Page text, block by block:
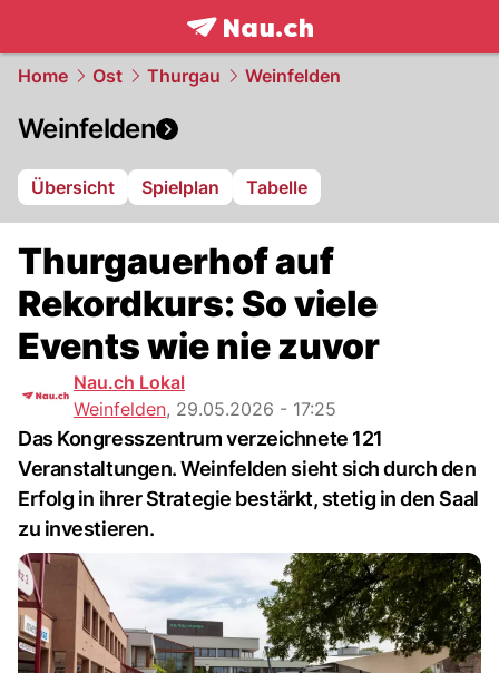
frontpage.NAU.ch
Home Ost Thurgau Weinfelden
Weinfelden
Übersicht Spielplan Tabelle
Thurgauerhof auf
Rekordkurs: So viele
Events wie nie zuvor
Nau.ch Lokal
Weinfelden, 29.05.2026 - 17:25
Das Kongresszentrum verzeichnete 121
Veranstaltungen. Weinfelden sieht sich durch den
Erfolg in ihrer Strategie bestärkt, stetig in den Saal
zu investieren.